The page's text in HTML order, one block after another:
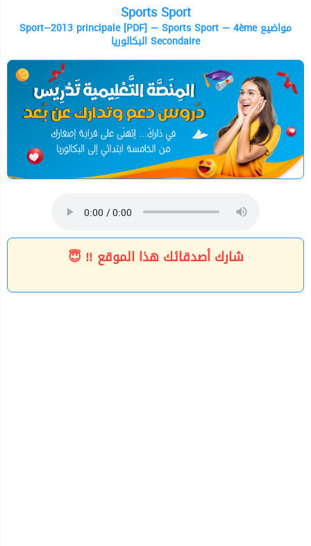
Sports Sport
Sport–2013 principale [PDF] — Sports Sport — 4ème مواضيع
البكالوريا Secondaire
شارك أصدقائك هذا الموقع ‼ 😇